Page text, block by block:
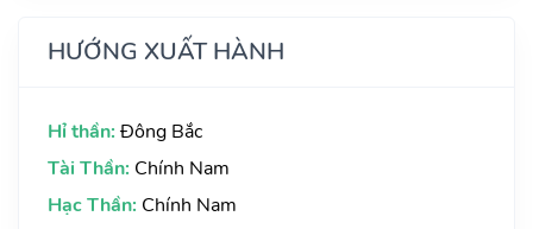
HƯỚNG XUẤT HÀNH
Hỉ thần: Đông Bắc
Tài Thần: Chính Nam
Hạc Thần: Chính Nam